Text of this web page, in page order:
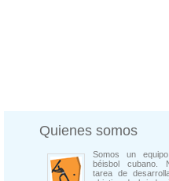
Quienes somos
Somos un
béisbol cubano.
tarea de